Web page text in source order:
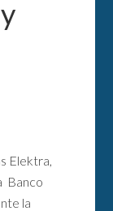
Elektra,
Banco
la